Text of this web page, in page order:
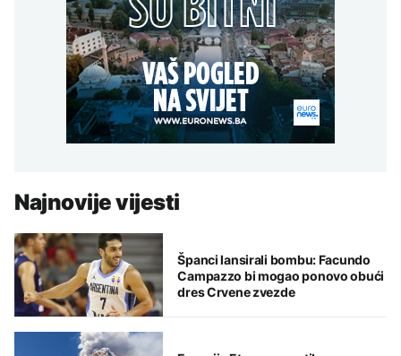
Najnovije vijesti
Španci lansirali bombu: Facundo
Campazzo bi mogao ponovo obući
dres Crvene zvezde